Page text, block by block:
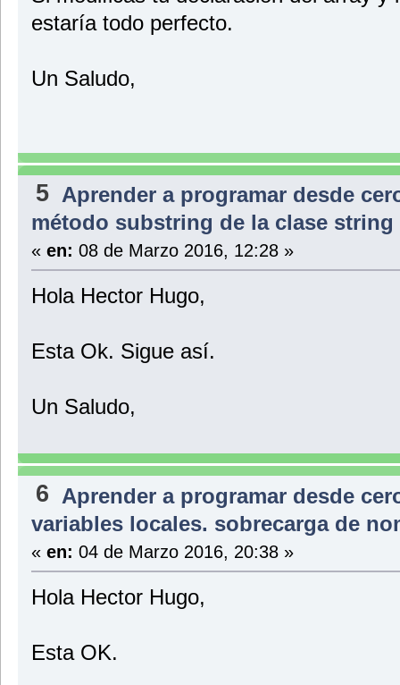
estaría todo perfecto.
Un Saludo,
5 Aprender a programar desde
método substring de la clase string
« en: 08 de Marzo 2016, 12:28 »
Hola Hector Hugo,
Esta Ok. Sigue así.
Un Saludo,
6 Aprender a programar desde
variables locales. sobrecarga de
« en: 04 de Marzo 2016, 20:38 »
Hola Hector Hugo,
Esta OK.